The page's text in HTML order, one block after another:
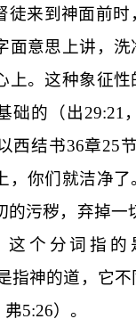
徒来到神面前时
面意思上讲，
上。这种象征
础的（出29:21 ，
西结书36章25
，你们就洁净了
的污秽，弃掉一
这个分词指的
指神的道，它
弗5:26）。